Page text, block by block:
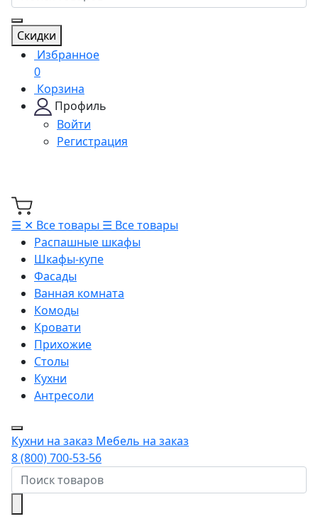
Скидки
Избранное
0
Корзина
Профиль
Войти
Регистрация
☰ ✕ Все товары ☰ Все товары
Распашные шкафы
Шкафы-купе
Фасады
Ванная комната
Комоды
Кровати
Прихожие
Столы
Кухни
Антресоли
Кухни на заказ Мебель на заказ
8 (800) 700-53-56